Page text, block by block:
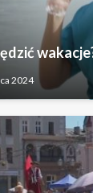
2024